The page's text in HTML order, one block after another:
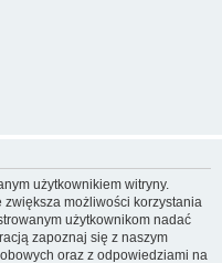
użytkownikiem witryny.
możliwości korzystania
użytkownikom nadać
zapoznaj się z naszym
oraz z odpowiedziami na